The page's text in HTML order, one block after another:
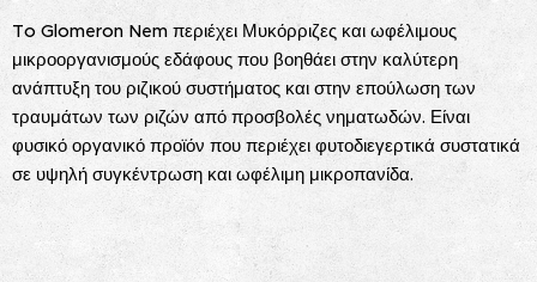
To Glomeron Nem περιέχει Μυκόρριζες και ωφέλιμους
μικροοργανισμούς εδάφους που βοηθάει στην καλύτερη
ανάπτυξη του ριζικού συστήματος και στην επούλωση των
τραυμάτων των ριζών από προσβολές νηματωδών. Είναι
φυσικό οργανικό προϊόν που περιέχει φυτοδιεγερτικά συστατικά
σε υψηλή συγκέντρωση και ωφέλιμη μικροπανίδα.